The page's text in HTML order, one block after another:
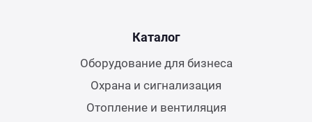
Каталог
Оборудование для бизнеса
Охрана и сигнализация
Отопление и вентиляция